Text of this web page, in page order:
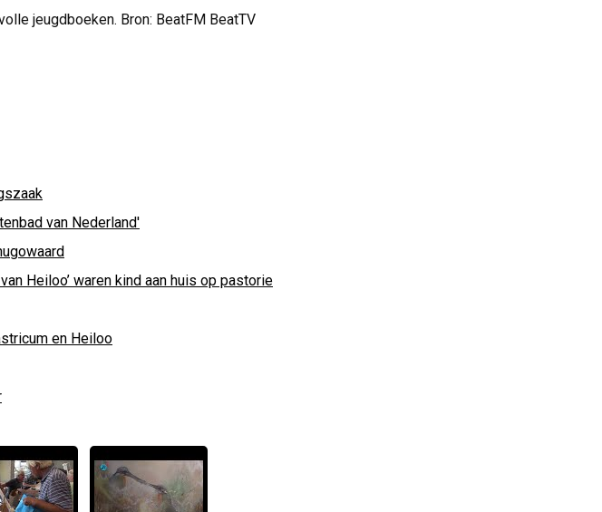
jeugdboeken. Bron: BeatFM BeatTV
van Nederland'
Heiloo’ waren kind aan huis op pastorie
en Heiloo